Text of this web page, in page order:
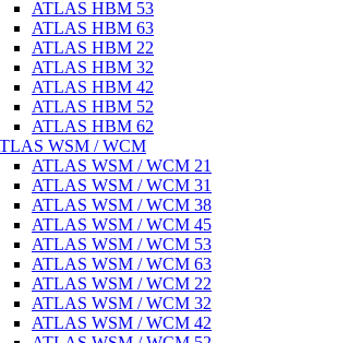
ATLAS HBM 53
ATLAS HBM 63
ATLAS HBM 22
ATLAS HBM 32
ATLAS HBM 42
ATLAS HBM 52
ATLAS HBM 62
WSM / WCM
ATLAS WSM / WCM 21
ATLAS WSM / WCM 31
ATLAS WSM / WCM 38
ATLAS WSM / WCM 45
ATLAS WSM / WCM 53
ATLAS WSM / WCM 63
ATLAS WSM / WCM 22
ATLAS WSM / WCM 32
ATLAS WSM / WCM 42